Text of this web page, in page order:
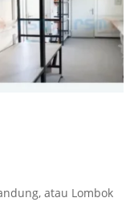
atau Lombok